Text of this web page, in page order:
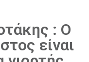
: Ο
είναι